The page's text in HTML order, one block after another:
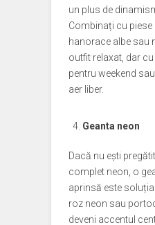
un plus de
Combinați cu piese
hanorace albe sau
outfit relaxat, dar
pentru weekend
aer liber.
Geanta neon
Dacă nu ești
complet neon, o
aprinsă este
roz neon sau
deveni accentul